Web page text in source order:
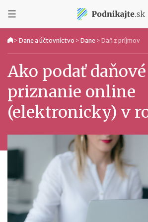
> Dane a účtovníctvo > Dane > Daň z príjmov
Ako podať daňové
priznanie online
(elektronicky) v